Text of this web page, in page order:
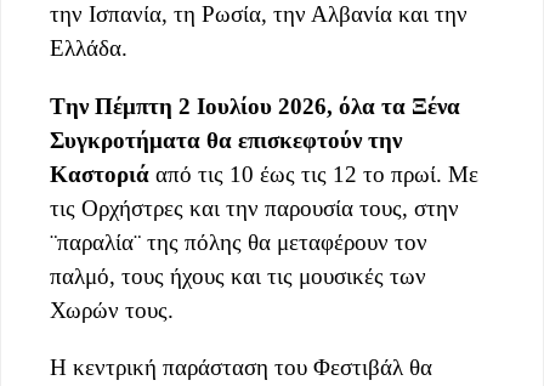
την Ισπανία, τη Ρωσία, την Αλβανία και την
Ελλάδα.
Tην Πέμπτη 2 Ιουλίου 2026, όλα τα Ξένα
Συγκροτήματα θα επισκεφτούν την
Καστοριά από τις 10 έως τις 12 το πρωί. Με
τις Ορχήστρες και την παρουσία τους, στην
¨παραλία¨ της πόλης θα μεταφέρουν τον
παλμό, τους ήχους και τις μουσικές των
Χωρών τους.
Η κεντρική παράσταση του Φεστιβάλ θα